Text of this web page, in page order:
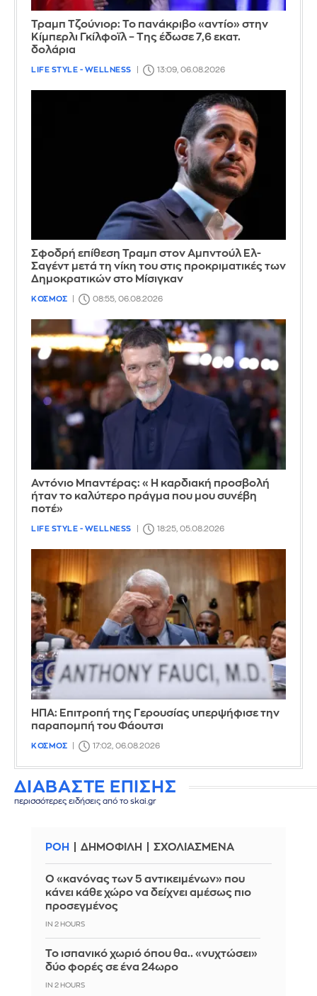
Τραμπ Τζούνιορ: Το πανάκριβο «αντίο» στην
Κίμπερλι Γκίλφοϊλ – Της έδωσε 7,6 εκατ.
δολάρια
LIFE STYLE - WELLNESS 13:09, 06.08.2026
Σφοδρή επίθεση Τραμπ στον Αμπντούλ Ελ-
Σαγέντ μετά τη νίκη του στις προκριματικές των
Δημοκρατικών στο Μίσιγκαν
ΚΟΣΜΟΣ 08:55, 06.08.2026
Αντόνιο Μπαντέρας: «Η καρδιακή προσβολή
ήταν το καλύτερο πράγμα που μου συνέβη
ποτέ»
LIFE STYLE - WELLNESS 18:25, 05.08.2026
ΗΠΑ: Επιτροπή της Γερουσίας υπερψήφισε την
παραπομπή του Φάουτσι
ΚΟΣΜΟΣ 17:02, 06.08.2026
ΔΙΑΒΑΣΤΕ ΕΠΙΣΗΣ
περισσότερες ειδήσεις από το skai.gr
ΡΟΗ ΔΗΜΟΦΙΛΗ ΣΧΟΛΙΑΣΜΕΝΑ
Ο «κανόνας των 5 αντικειμένων» που
κάνει κάθε χώρο να δείχνει αμέσως πιο
προσεγμένος
IN 2 HOURS
Το ισπανικό χωριό όπου θα.. «νυχτώσει»
δύο φορές σε ένα 24ωρο
IN 2 HOURS